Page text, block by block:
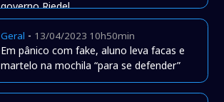
governo Riedel
Geral - 13/04/2023 10h50min
Em pânico com fake, aluno leva facas e
martelo na mochila “para se defender”